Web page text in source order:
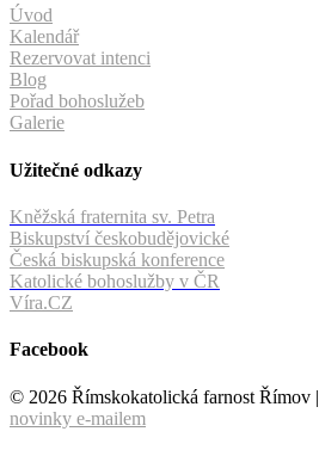
Úvod
Kalendář
Rezervovat intenci
Blog
Pořad bohoslužeb
Galerie
Užitečné odkazy
Kněžská fraternita sv. Petra
Biskupství českobudějovické
Česká biskupská konference
Katolické bohoslužby v ČR
Víra.CZ
Facebook
© 2026 Římskokatolická farnost Římov |
novinky e-mailem